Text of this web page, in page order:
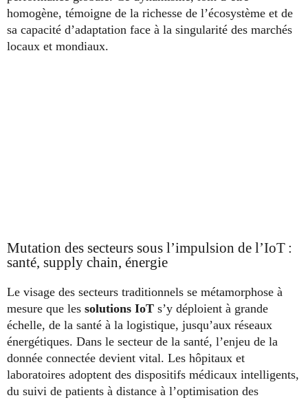
homogène, témoigne de la richesse de l’écosystème et de
sa capacité d’adaptation face à la singularité des marchés
locaux et mondiaux.
Mutation des secteurs sous l’impulsion de l’IoT :
santé, supply chain, énergie
Le visage des secteurs traditionnels se métamorphose à
mesure que les solutions IoT s’y déploient à grande
échelle, de la santé à la logistique, jusqu’aux réseaux
énergétiques. Dans le secteur de la santé, l’enjeu de la
donnée connectée devient vital. Les hôpitaux et
laboratoires adoptent des dispositifs médicaux intelligents,
du suivi de patients à distance à l’optimisation des